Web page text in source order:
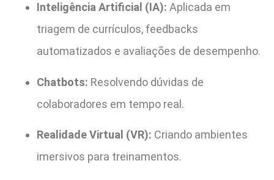
Inteligência Artificial (IA): Aplicada em
triagem de currículos, feedbacks
automatizados e avaliações de desempenho.
Chatbots: Resolvendo dúvidas de
colaboradores em tempo real.
Realidade Virtual (VR): Criando ambientes
imersivos para treinamentos.